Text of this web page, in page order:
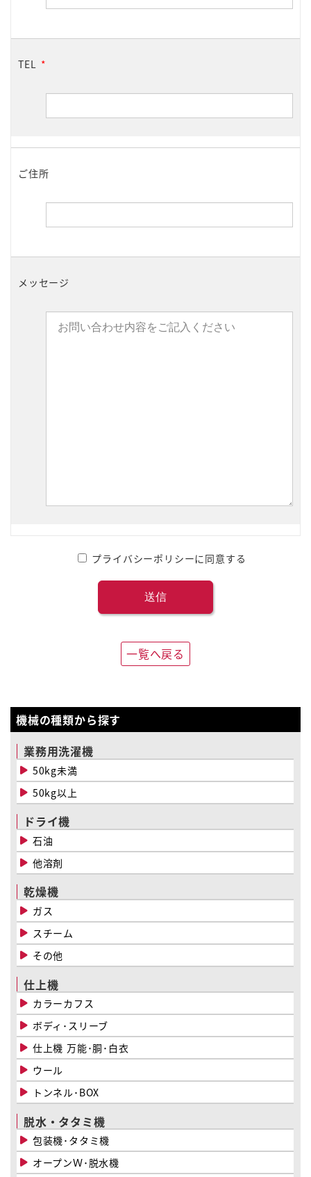
TEL *
ご住所
メッセージ
プライバシーポリシーに同意する
一覧へ戻る
機械の種類から探す
業務用洗濯機
50kg未満
50kg以上
ドライ機
石油
他溶剤
乾燥機
ガス
スチーム
その他
仕上機
カラーカフス
ボディ･スリーブ
仕上機 万能･胴･白衣
ウール
トンネル･BOX
脱水・タタミ機
包装機･タタミ機
オープンＷ･脱水機